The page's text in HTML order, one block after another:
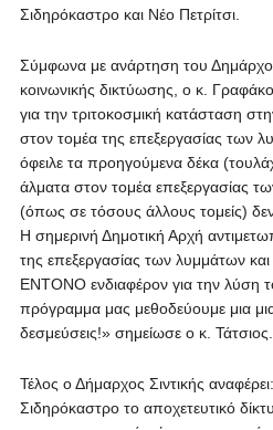
Σιδηρόκαστρο και Νέο Πετρίτσι.
Σύμφωνα με ανάρτηση του
κοινωνικής δικτύωσης, ο κ.
για την τριτοκοσμική κατάσταση
στον τομέα της επεξεργασίας των
όφειλε τα προηγούμενα δέκα
άλματα στον τομέα επεξεργασίας
(όπως σε τόσους άλλους τομείς) δεν
Η σημερινή Δημοτική Αρχή
της επεξεργασίας των λυμμάτων και
ΕΝΤΟΝΟ ενδιαφέρον για την λύση
πρόγραμμα μας μεθοδεύουμε μια
δεσμεύσεις!» σημείωσε ο κ. Τάτσιος.
Τέλος ο Δήμαρχος Σιντικής
Σιδηρόκαστρο το αποχετευτικό